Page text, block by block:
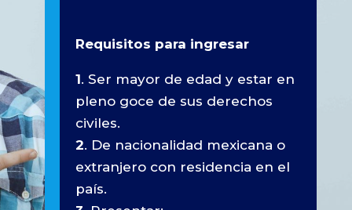
Requisitos para ingresar
1. Ser mayor de edad y estar en
pleno goce de sus derechos
civiles.
2. De nacionalidad mexicana o
extranjero con residencia en el
país.